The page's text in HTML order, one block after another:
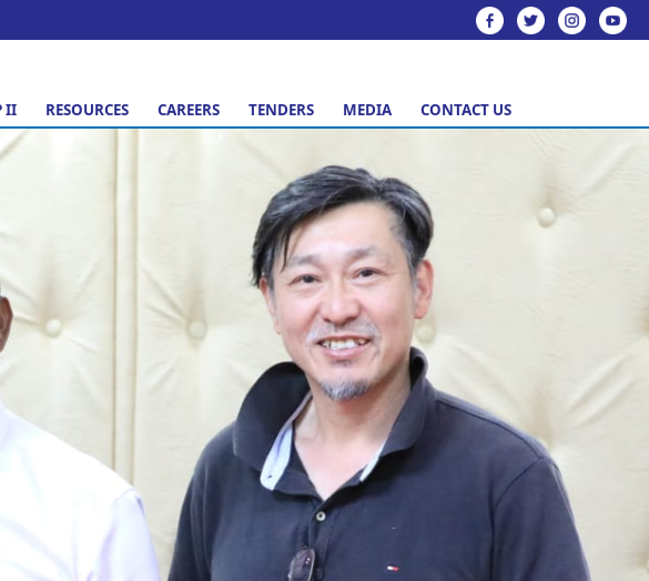
II RESOURCES CAREERS TENDERS MEDIA CONTACT US